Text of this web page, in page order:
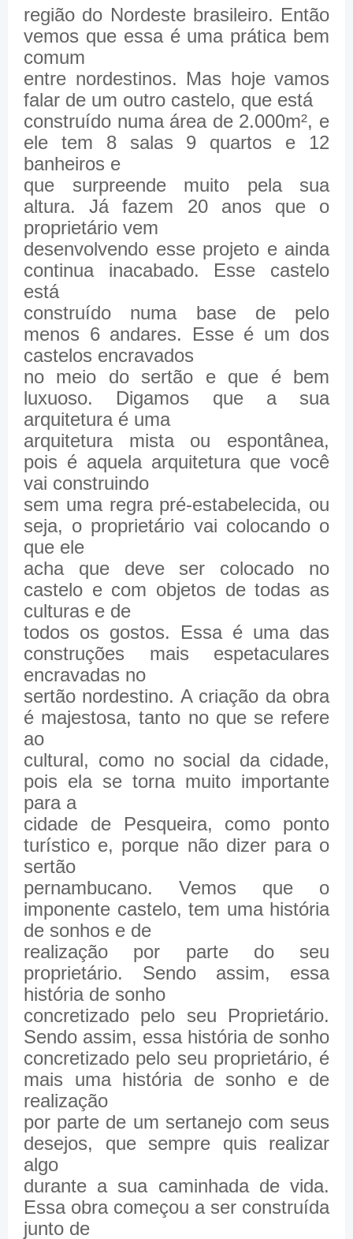
região do Nordeste brasileiro. Então
vemos que essa é uma prática bem
comum
entre nordestinos. Mas hoje vamos
falar de um outro castelo, que está
construído numa área de 2.000m², e
ele tem 8 salas 9 quartos e 12
banheiros e
que surpreende muito pela sua
altura. Já fazem 20 anos que o
proprietário vem
desenvolvendo esse projeto e ainda
continua inacabado. Esse castelo
está
construído numa base de pelo
menos 6 andares. Esse é um dos
castelos encravados
no meio do sertão e que é bem
luxuoso. Digamos que a sua
arquitetura é uma
arquitetura mista ou espontânea,
pois é aquela arquitetura que você
vai construindo
sem uma regra pré-estabelecida, ou
seja, o proprietário vai colocando o
que ele
acha que deve ser colocado no
castelo e com objetos de todas as
culturas e de
todos os gostos. Essa é uma das
construções mais espetaculares
encravadas no
sertão nordestino. A criação da obra
é majestosa, tanto no que se refere
ao
cultural, como no social da cidade,
pois ela se torna muito importante
para a
cidade de Pesqueira, como ponto
turístico e, porque não dizer para o
sertão
pernambucano. Vemos que o
imponente castelo, tem uma história
de sonhos e de
realização por parte do seu
proprietário. Sendo assim, essa
história de sonho
concretizado pelo seu Proprietário.
Sendo assim, essa história de sonho
concretizado pelo seu proprietário, é
mais uma história de sonho e de
realização
por parte de um sertanejo com seus
desejos, que sempre quis realizar
algo
durante a sua caminhada de vida.
Essa obra começou a ser construída
junto de